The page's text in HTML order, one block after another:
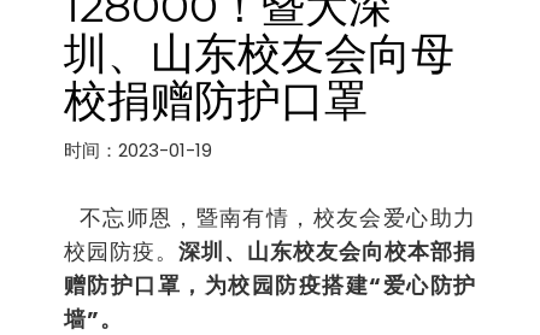
圳、山东校友会向母
校捐赠防护口罩
时间：2023-01-19
不忘师恩，暨南有情，校友会爱心助力
校园防疫。 深圳、山东校友会向校本部捐
赠防护口罩，为校园防疫搭建“爱心防护
墙”。